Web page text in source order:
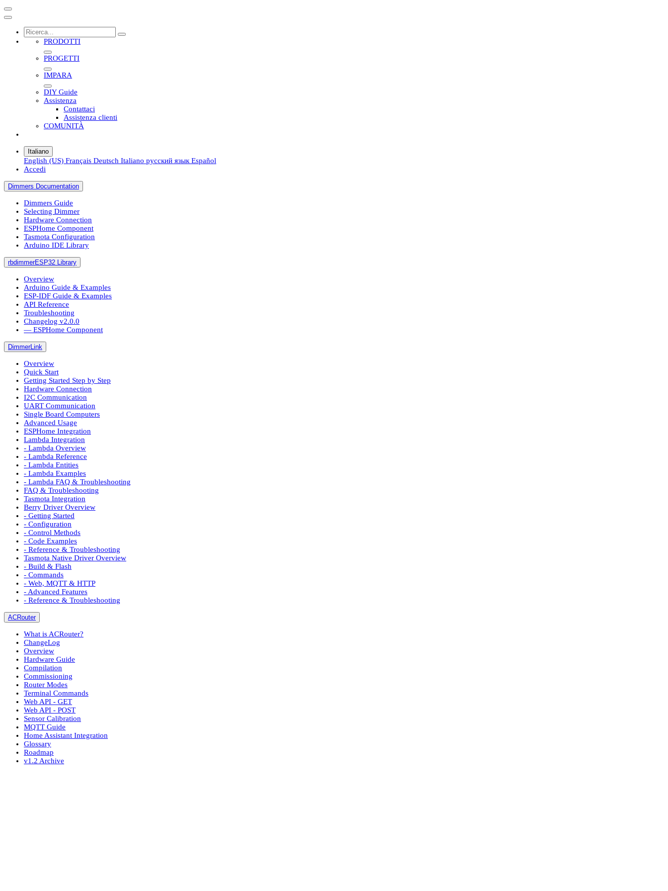
PRODOTTI
PROGETTI
IMPARA
DIY Guide
Assistenza
Contattaci
Assistenza clienti
COMUNITÀ
Italiano
English (US) Français Deutsch Italiano русский язык Español
Accedi
Dimmers Documentation
Dimmers Guide
Selecting Dimmer
Hardware Connection
ESPHome Component
Tasmota Configuration
Arduino IDE Library
rbdimmerESP32 Library
Overview
Arduino Guide & Examples
ESP-IDF Guide & Examples
API Reference
Troubleshooting
Changelog v2.0.0
― ESPHome Component
DimmerLink
Overview
Quick Start
Getting Started Step by Step
Hardware Connection
I2C Communication
UART Communication
Single Board Computers
Advanced Usage
ESPHome Integration
Lambda Integration
- Lambda Overview
- Lambda Reference
- Lambda Entities
- Lambda Examples
- Lambda FAQ & Troubleshooting
FAQ & Troubleshooting
Tasmota Integration
Berry Driver Overview
- Getting Started
- Configuration
- Control Methods
- Code Examples
- Reference & Troubleshooting
Tasmota Native Driver Overview
- Build & Flash
- Commands
- Web, MQTT & HTTP
- Advanced Features
- Reference & Troubleshooting
ACRouter
What is ACRouter?
ChangeLog
Overview
Hardware Guide
Compilation
Commissioning
Router Modes
Terminal Commands
Web API - GET
Web API - POST
Sensor Calibration
MQTT Guide
Home Assistant Integration
Glossary
Roadmap
v1.2 Archive